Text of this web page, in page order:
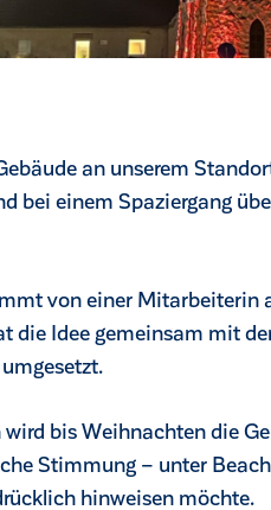
an unserem
bei einem Spaziergang
von einer Mitarbeiterin
die Idee gemeinsam mit
bis Weihnachten die
Stimmung – unter
hinweisen möchte.